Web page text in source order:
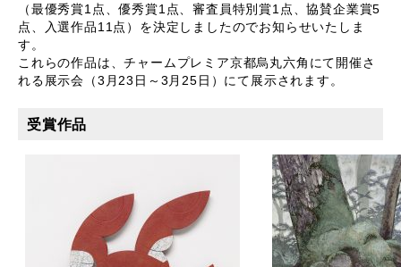
（最優秀賞1点、優秀賞1点、審査員特別賞1点、協賛企業賞5
点、入選作品11点）を決定しましたのでお知らせいたしま
す。
これらの作品は、チャームプレミア京都烏丸六角にて開催さ
れる展示会（3月23日～3月25日）にて展示されます。
受賞作品